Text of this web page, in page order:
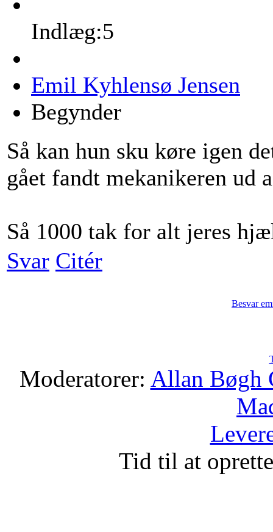
Indlæg:5
Emil Kyhlensø Jensen
Begynder
Så kan hun sku køre igen
gået fandt mekanikeren ud
Så 1000 tak for alt jeres
Svar Citér
Besvar
Moderatorer: Allan Bøgh
Tid til at